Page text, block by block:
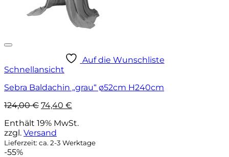
Auf die Wunschliste
Schnellansicht
Sebra Baldachin „grau“ ø52cm H240cm
124,00€ Ursprünglicher
war:
124,00 €
74,40 €
ist:
Enthält 19% MwSt.
zzgl. Versand
Lieferzeit: ca. 2-3 Werktage
-55%